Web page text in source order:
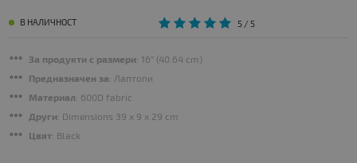
В НАЛИЧНОСТ 5/ 5
За продукти с размери: 16" (40.64 cm)
Предназначен за: Лаптопи
Материал: 600D fabric
Други: Dimensions 39 x 9 x 29 cm
Цвят: Black